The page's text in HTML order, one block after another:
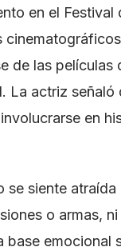
en el Festival
de las películas
La actriz señaló
en
se siente
o armas,
emocional